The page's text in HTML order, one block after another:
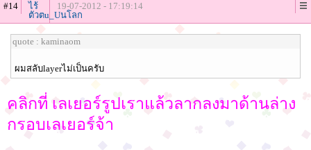
#14
ไร้
ตัวตu_Uนโลก
19-07-2012 - 17:19:14
quote : kaminaom
ผมสลับlayerไม่เป็นครับ
คลิกที่ เลเยอร์รูปเราแล้วลากลงมาด้านล่าง
กรอบเลเยอร์จ้า